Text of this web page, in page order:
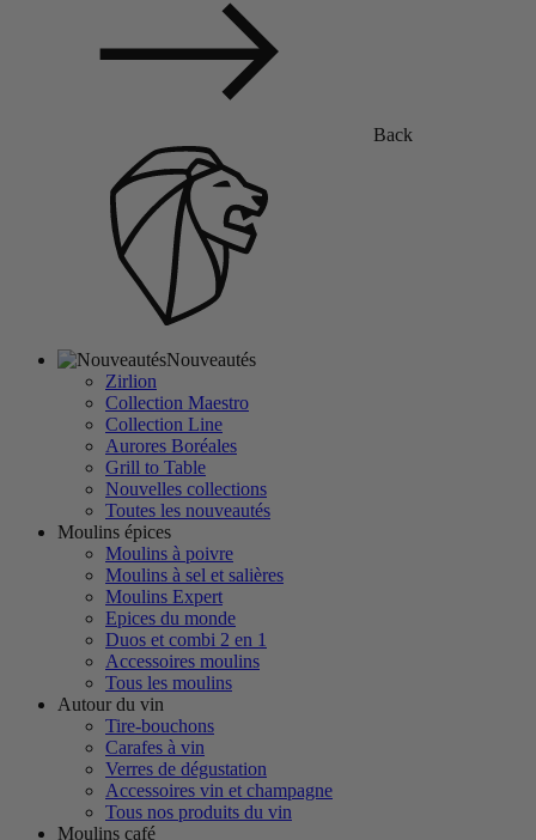
Back
Nouveautés
Zirlion
Collection Maestro
Collection Line
Aurores Boréales
Grill to Table
Nouvelles collections
Toutes les nouveautés
Moulins épices
Moulins à poivre
Moulins à sel et salières
Moulins Expert
Epices du monde
Duos et combi 2 en 1
Accessoires moulins
Tous les moulins
Autour du vin
Tire-bouchons
Carafes à vin
Verres de dégustation
Accessoires vin et champagne
Tous nos produits du vin
Moulins café